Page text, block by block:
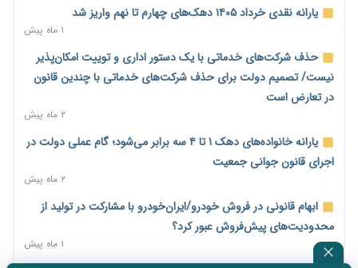
اختیارات جدید گمرکات برای تمدید ورود موقت کالا و خودرو تا
پایان شهریور ابلاغ شد
مرحله سیزدهم کالابرگ در سایه تورم؛ قدرت خرید یارانه یک‌میلیونی
۱۴ مرداد؛ اولین «روز ملی کارفرما» در تقویم رسمی ایران/«روز ملی
کارفرما» چگونه به تقویم رسمی کشور رسید؟
۱ روز پیش
یارانه نقدی خرداد ۱۴۰۵ دهک‌های چهارم تا نهم واریز شد
۱ ماه پیش
حذف شرکت‌های خدماتی با یک دستور اداری و توییت امکان‌پذیر
نیست/ تصمیم دولت برای حذف شرکت‌های خدماتی با چندین قانون
در تعارض است
۲ ماه پیش
یارانه خانواده‌های دهک ۱ تا ۴ سه برابر می‌شود؛ گام عملی دولت در
اجرای قانون جوانی جمعیت
۲ ماه پیش
ابهام قانونی در فروش خودرو/ایران‌خودرو با مشارکت در تولید از
محدودیت‌های پیش‌فروش عبور کرد؟
۱ ماه پیش